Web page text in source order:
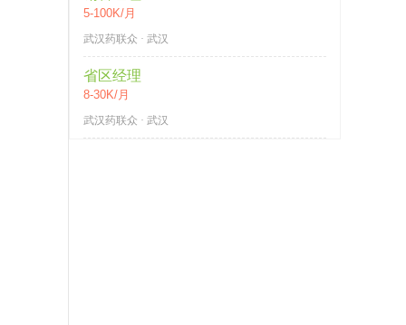
5-100K/月
武汉药联众 · 武汉
省区经理
8-30K/月
武汉药联众 · 武汉